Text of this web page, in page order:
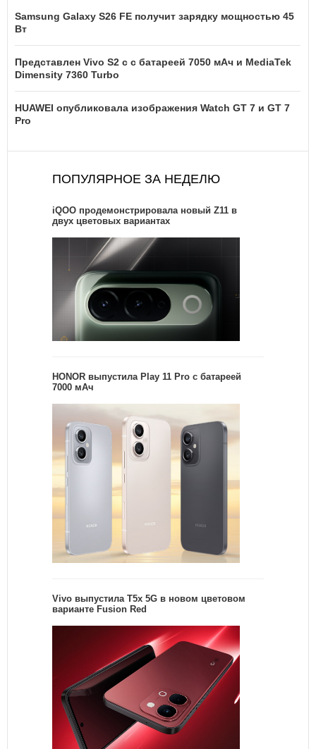
Samsung Galaxy S26 FE получит зарядку мощностью 45
Вт
Представлен Vivo S2 с с батареей 7050 мАч и MediaTek
Dimensity 7360 Turbo
HUAWEI опубликовала изображения Watch GT 7 и GT 7
Pro
ПОПУЛЯРНОЕ ЗА НЕДЕЛЮ
iQOO продемонстрировала новый Z11 в
двух цветовых вариантах
HONOR выпустила Play 11 Pro с батареей
7000 мАч
Vivo выпустила T5x 5G в новом цветовом
варианте Fusion Red